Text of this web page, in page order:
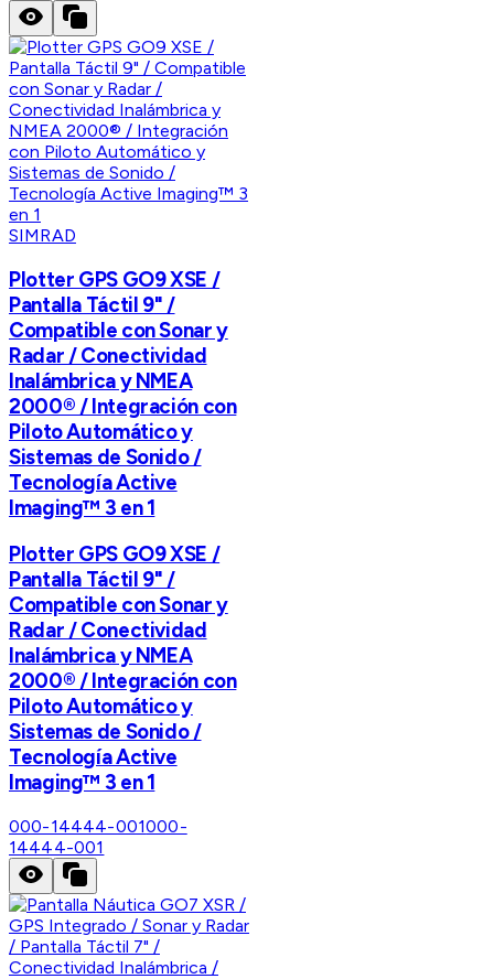
SIMRAD
Plotter GPS GO9 XSE /
Pantalla Táctil 9" /
Compatible con Sonar y
Radar / Conectividad
Inalámbrica y NMEA
2000® / Integración con
Piloto Automático y
Sistemas de Sonido /
Tecnología Active
Imaging™ 3 en 1
Plotter GPS GO9 XSE /
Pantalla Táctil 9" /
Compatible con Sonar y
Radar / Conectividad
Inalámbrica y NMEA
2000® / Integración con
Piloto Automático y
Sistemas de Sonido /
Tecnología Active
Imaging™ 3 en 1
000-14444-001000-
14444-001